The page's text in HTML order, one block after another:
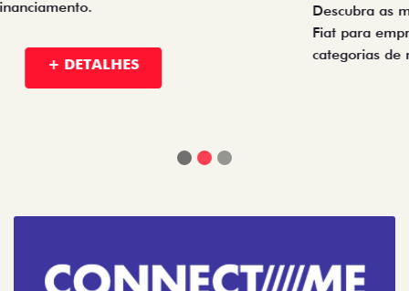
Descubra as melhores soluções e descontos em um novo
Fiat para empresas, produtores rurais, taxistas e outras
categorias de negócios.